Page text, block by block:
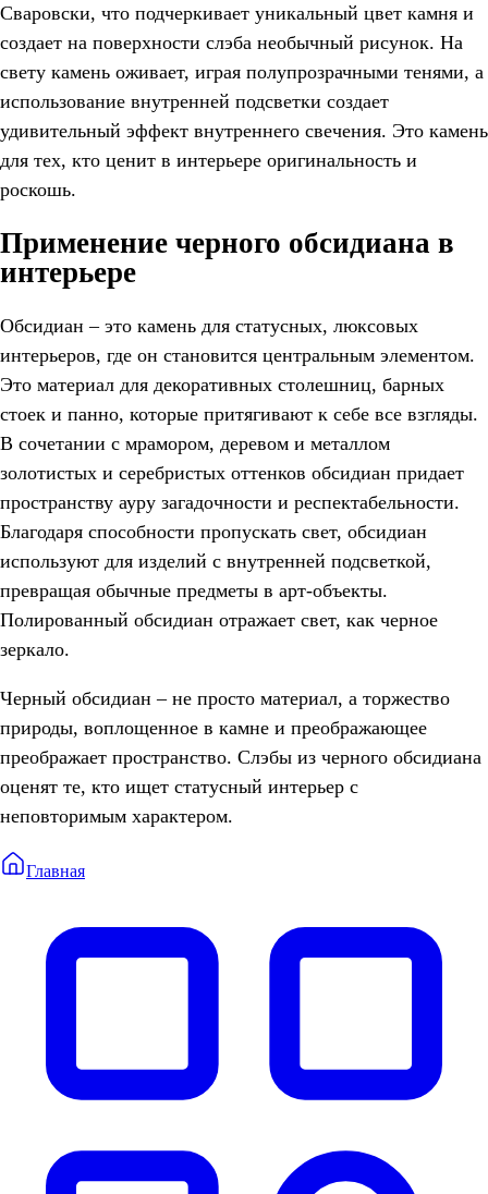
Сваровски, что подчеркивает уникальный цвет камня и
создает на поверхности слэба необычный рисунок. На
свету камень оживает, играя полупрозрачными тенями, а
использование внутренней подсветки создает
удивительный эффект внутреннего свечения. Это камень
для тех, кто ценит в интерьере оригинальность и
роскошь.
Применение черного обсидиана в
интерьере
Обсидиан – это камень для статусных, люксовых
интерьеров, где он становится центральным элементом.
Это материал для декоративных столешниц, барных
стоек и панно, которые притягивают к себе все взгляды.
В сочетании с мрамором, деревом и металлом
золотистых и серебристых оттенков обсидиан придает
пространству ауру загадочности и респектабельности.
Благодаря способности пропускать свет, обсидиан
используют для изделий с внутренней подсветкой,
превращая обычные предметы в арт-объекты.
Полированный обсидиан отражает свет, как черное
зеркало.
Черный обсидиан – не просто материал, а торжество
природы, воплощенное в камне и преображающее
преображает пространство. Слэбы из черного обсидиана
оценят те, кто ищет статусный интерьер с
неповторимым характером.
Главная